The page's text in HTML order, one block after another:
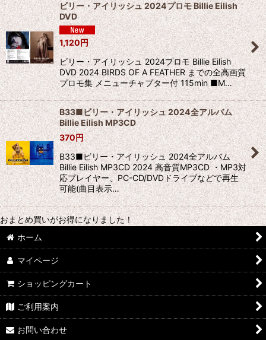
並び順:
絞り込む
ビリー・アイリッシュ 2024プロモ Billie Eilish
DVD
1,120円
ビリー・アイリッシュ 2024プロモ Billie Eilish
DVD 2024 BIRDS OF A FEATHER までの全高画質
プロモ集 メニューチャプター付 115min ■M…
B33■ビリー・アイリッシュ 2024全アルバム
Billie Eilish MP3CD
370円
B33■ビリー・アイリッシュ 2024全アルバム
Billie Eilish MP3CD 2024 高音質MP3CD ・MP3対
応プレイヤー、PC-CD/DVDドライブなどで再生
可能(曲目表示…
おまとめ買いがお得になりました！
ホーム
マイページ
ショッピングカート
ご利用案内
お問い合わせ